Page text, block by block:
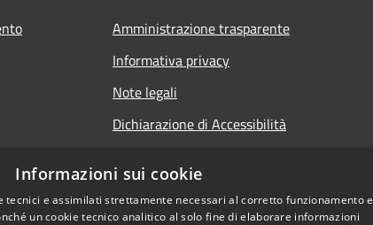
Amministrazione trasparente
Informativa privacy
Note legali
Dichiarazione di Accessibilità
Informazioni sui cookie
tecnici e assimilati strettamente necessari al corretto funzionamento e
un cookie tecnico analitico al solo fine di elaborare informazioni